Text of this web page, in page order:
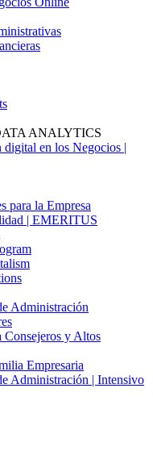
ANALYTICS
en los Negocios |
para la Empresa
| EMERITUS
Administración
Consejeros y Altos
Empresaria
Administración | Intensivo